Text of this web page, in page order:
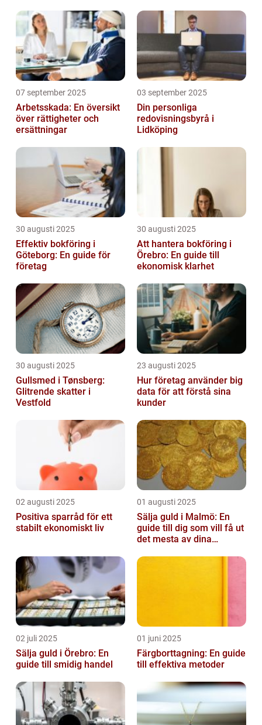
07 september 2025
Arbetsskada: En översikt
över rättigheter och
ersättningar
03 september 2025
Din personliga
redovisningsbyrå i
Lidköping
30 augusti 2025
Effektiv bokföring i
Göteborg: En guide för
företag
30 augusti 2025
Att hantera bokföring i
Örebro: En guide till
ekonomisk klarhet
30 augusti 2025
Gullsmed i Tønsberg:
Glitrende skatter i
Vestfold
23 augusti 2025
Hur företag använder big
data för att förstå sina
kunder
02 augusti 2025
Positiva sparråd för ett
stabilt ekonomiskt liv
01 augusti 2025
Sälja guld i Malmö: En
guide till dig som vill få ut
det mesta av dina
02 juli 2025
Sälja guld i Örebro: En
guide till smidig handel
01 juni 2025
Färgborttagning: En guide
till effektiva metoder